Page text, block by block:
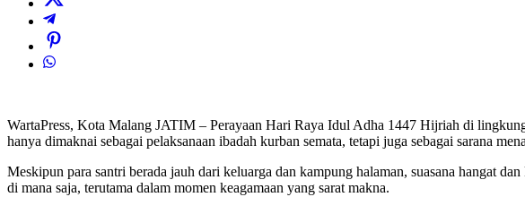
WartaPress, Kota Malang JATIM – Perayaan Hari Raya Idul Adha 1447 Hijriah di
hanya dimaknai sebagai pelaksanaan ibadah kurban semata, tetapi juga sebagai sarana
Meskipun para santri berada jauh dari keluarga dan kampung halaman, suasana hangat
di mana saja, terutama dalam momen keagamaan yang sarat makna.